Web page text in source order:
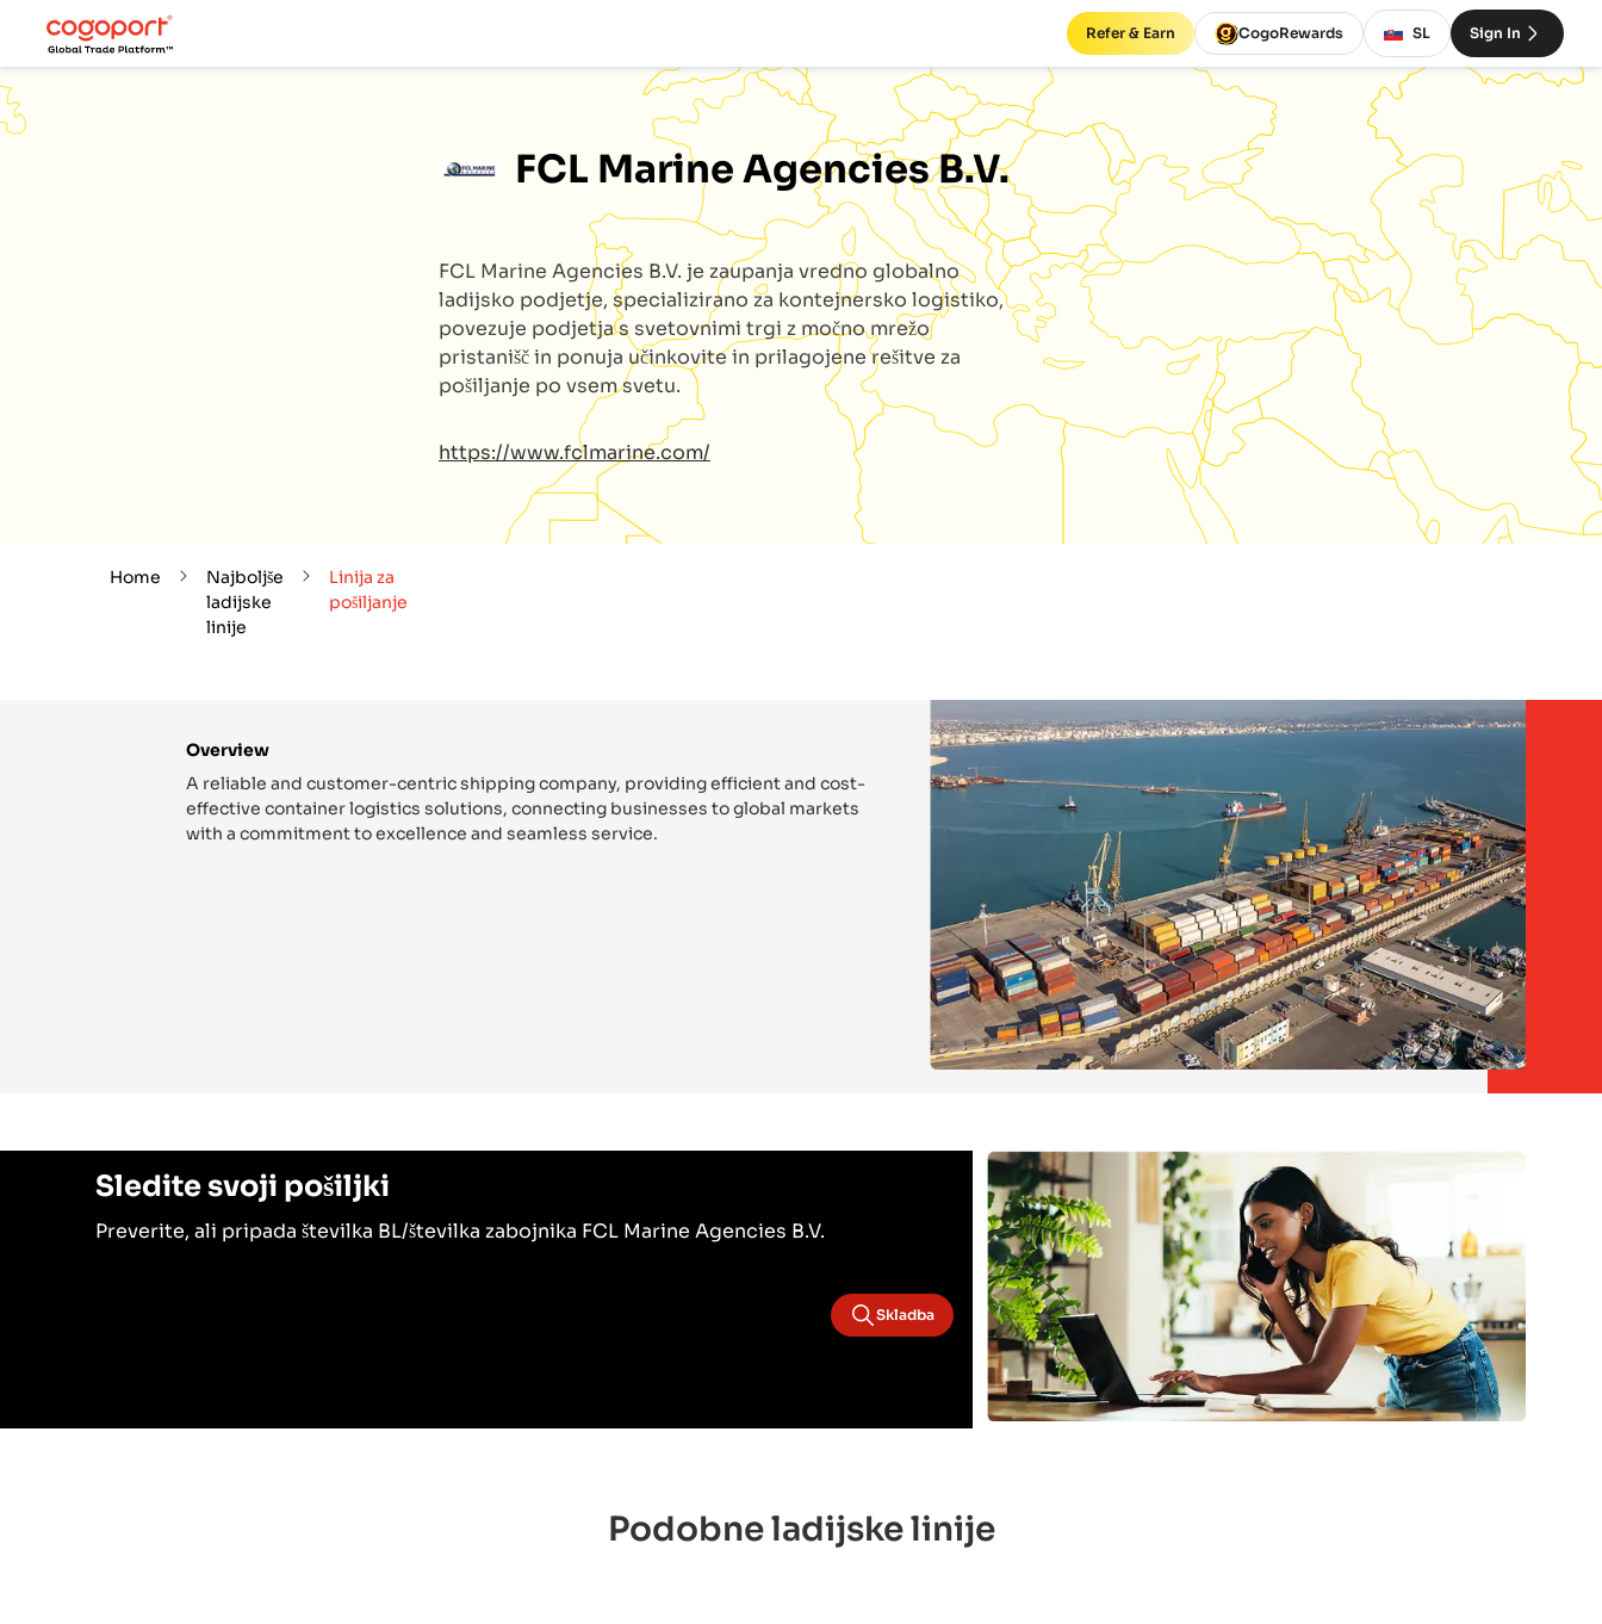
Refer & Earn CogoRewards SL Sign In
FCL Marine Agencies B.V.
FCL Marine Agencies B.V. je zaupanja vredno globalno
ladijsko podjetje, specializirano za kontejnersko logistiko,
povezuje podjetja s svetovnimi trgi z močno mrežo
pristanišč in ponuja učinkovite in prilagojene rešitve za
pošiljanje po vsem svetu.
https://www.fclmarine.com/
Home
Najboljše
ladijske
linije
Linija za
pošiljanje
Overview
A reliable and customer-centric shipping company, providing efficient and cost-
effective container logistics solutions, connecting businesses to global markets
with a commitment to excellence and seamless service.
Sledite svoji pošiljki
Preverite, ali pripada številka BL/številka zabojnika FCL Marine Agencies B.V.
Skladba
Podobne ladijske linije